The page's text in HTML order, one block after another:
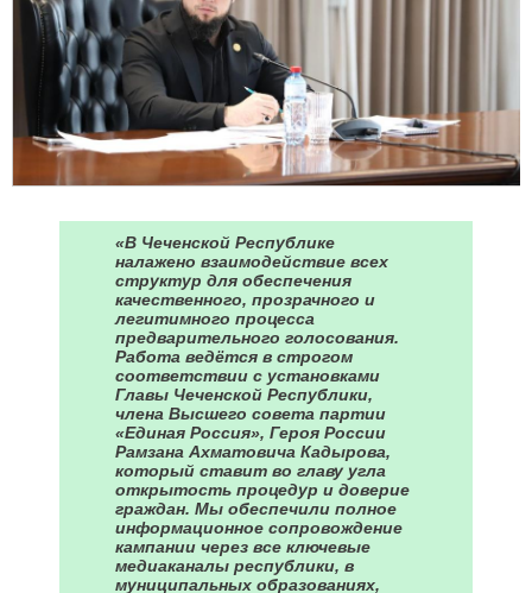
«В Чеченской Республике
налажено взаимодействие всех
структур для обеспечения
качественного, прозрачного и
легитимного процесса
предварительного голосования.
Работа ведётся в строгом
соответствии с установками
Главы Чеченской Республики,
члена Высшего совета партии
«Единая Россия», Героя России
Рамзана Ахматовича Кадырова,
который ставит во главу угла
открытость процедур и доверие
граждан. Мы обеспечили полное
информационное сопровождение
кампании через все ключевые
медиаканалы республики, в
муниципальных образованиях,